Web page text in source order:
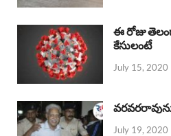
ఈ రోజు
కేసులంటే
July 15, 2020
July 19, 2020